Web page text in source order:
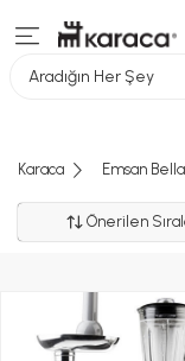
Aradığın Her Şey
Karaca Emsan
Önerilen